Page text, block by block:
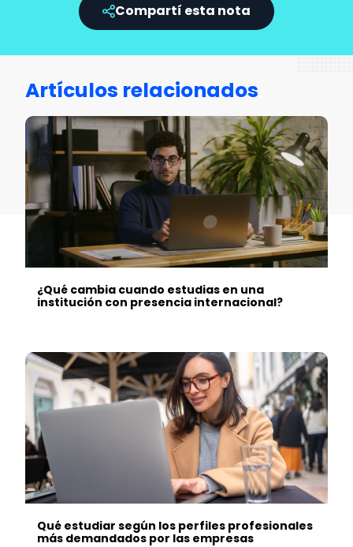
Compartí esta nota
Artículos relacionados
¿Qué cambia cuando estudias en una
institución con presencia internacional?
Qué estudiar según los perfiles profesionales
más demandados por las empresas